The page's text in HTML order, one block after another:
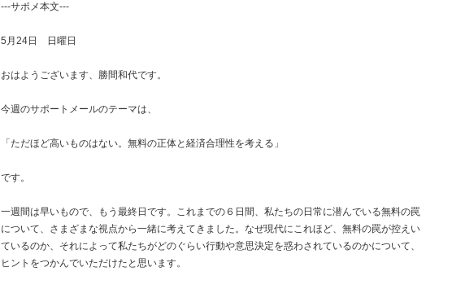
---サポメ本文---
5月24日 日曜日
おはようございます、勝間和代です。
今週のサポートメールのテーマは、
「ただほど高いものはない。無料の正体と経済合理性を考える」
です。
一週間は早いもので、もう最終日です。これまでの６日間、私たちの日常に潜んでいる無料の罠
について、さまざまな視点から一緒に考えてきました。なぜ現代にこれほど、無料の罠が控えい
ているのか、それによって私たちがどのぐらい行動や意思決定を惑わされているのかについて、
ヒントをつかんでいただけたと思います。